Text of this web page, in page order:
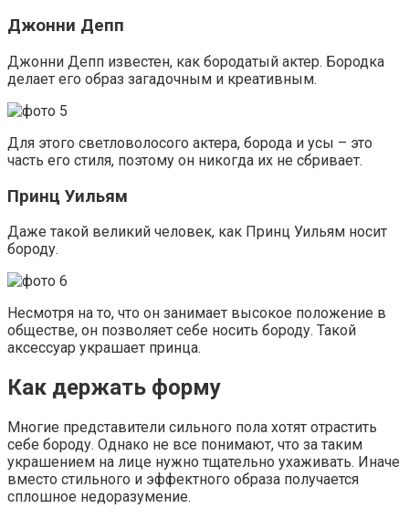
Джонни Депп
Джонни Депп известен, как бородатый актер. Бородка
делает его образ загадочным и креативным.
Для этого светловолосого актера, борода и усы – это
часть его стиля, поэтому он никогда их не сбривает.
Принц Уильям
Даже такой великий человек, как Принц Уильям носит
бороду.
Несмотря на то, что он занимает высокое положение в
обществе, он позволяет себе носить бороду. Такой
аксессуар украшает принца.
Как держать форму
Многие представители сильного пола хотят отрастить
себе бороду. Однако не все понимают, что за таким
украшением на лице нужно тщательно ухаживать. Иначе
вместо стильного и эффектного образа получается
сплошное недоразумение.